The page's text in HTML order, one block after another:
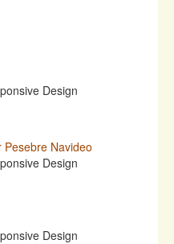
Navideo